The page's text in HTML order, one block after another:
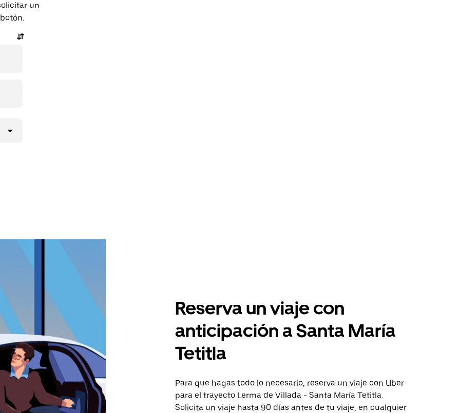
un
Reserva un viaje con
anticipación a Santa María
Tetitla
Para que hagas todo lo necesario, reserva un viaje con Uber
para el trayecto Lerma de Villada - Santa María Tetitla.
Solicita un viaje hasta 90 días antes de tu viaje, en cualquier